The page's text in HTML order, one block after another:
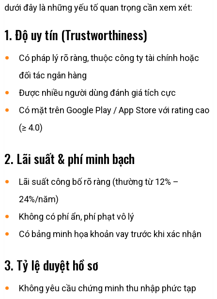
dưới đây là những yếu tố quan trọng cần xem xét:
1. Độ uy tín (Trustworthiness)
Có pháp lý rõ ràng, thuộc công ty tài chính hoặc
đối tác ngân hàng
Được nhiều người dùng đánh giá tích cực
Có mặt trên Google Play / App Store với rating cao
(≥ 4.0)
2. Lãi suất & phí minh bạch
Lãi suất công bố rõ ràng (thường từ 12% –
24%/năm)
Không có phí ẩn, phí phạt vô lý
Có bảng minh họa khoản vay trước khi xác nhận
3. Tỷ lệ duyệt hồ sơ
Không yêu cầu chứng minh thu nhập phức tạp